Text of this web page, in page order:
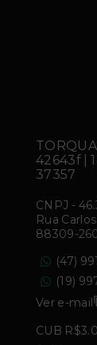
42643f |
37357
CNPJ -
Rua
88309-
(47)
(19)
Ver e-mail
CUB